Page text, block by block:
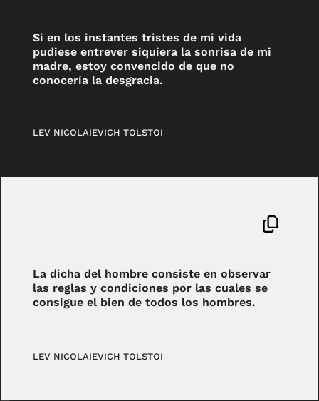
Si en los instantes tristes de mi vida
pudiese entrever siquiera la sonrisa de mi
madre, estoy convencido de que no
conocería la desgracia.
LEV NICOLAIEVICH TOLSTOI
La dicha del hombre consiste en observar
las reglas y condiciones por las cuales se
consigue el bien de todos los hombres.
LEV NICOLAIEVICH TOLSTOI